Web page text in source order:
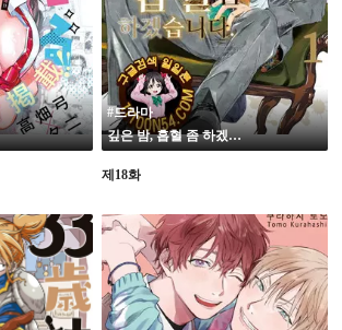
#드라마
깊은 밤, 흡혈 좀 하겠습니다
제18화